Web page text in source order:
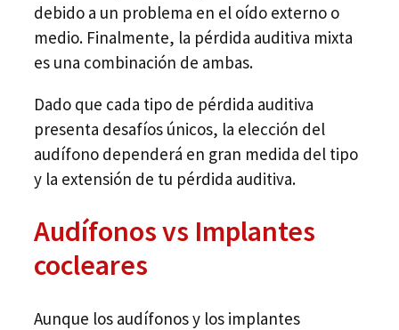
debido a un problema en el oído externo o
medio. Finalmente, la pérdida auditiva mixta
es una combinación de ambas.
Dado que cada tipo de pérdida auditiva
presenta desafíos únicos, la elección del
audífono dependerá en gran medida del tipo
y la extensión de tu pérdida auditiva.
Audífonos vs Implantes
cocleares
Aunque los audífonos y los implantes